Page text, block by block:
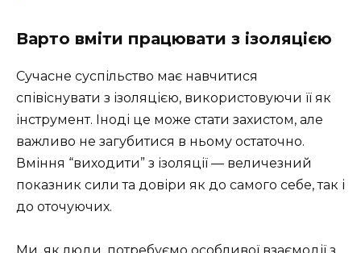
Варто вміти працювати з ізоляцією
Сучасне суспільство має навчитися
співіснувати з ізоляцією, використовуючи її як
інструмент. Іноді це може стати захистом, але
важливо не загубитися в ньому остаточно.
Вміння “виходити” з ізоляції — величезний
показник сили та довіри як до самого себе, так і
до оточуючих.